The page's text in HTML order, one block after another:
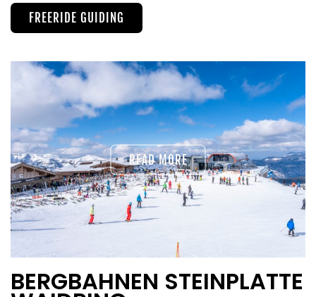
FREERIDE GUIDING
READ MORE
BERGBAHNEN STEINPLATTE